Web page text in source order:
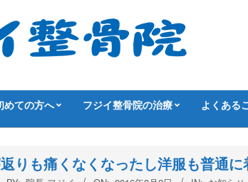
めての方へ フジイ整骨院の治療 よくある
返りも痛くなくなったし洋服も普通